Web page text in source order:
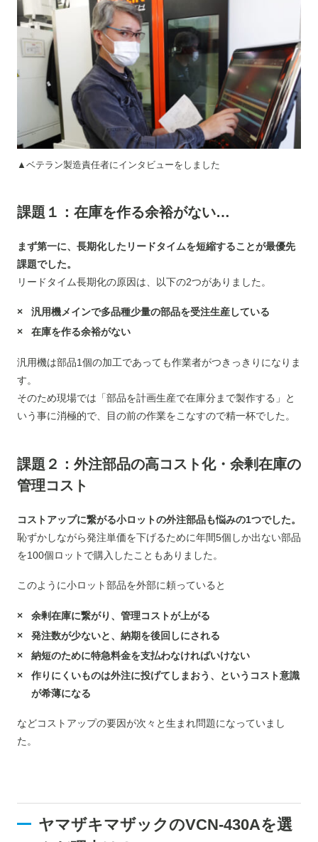
▲ベテラン製造責任者にインタビューをしました
課題１：在庫を作る余裕がない…
まず第一に、長期化したリードタイムを短縮することが最優先
課題でした。
リードタイム長期化の原因は、以下の2つがありました。
汎用機メインで多品種少量の部品を受注生産している
在庫を作る余裕がない
汎用機は部品1個の加工であっても作業者がつきっきりになりま
す。
そのため現場では「部品を計画生産で在庫分まで製作する」と
いう事に消極的で、目の前の作業をこなすので精一杯でした。
課題 ２ ：外注部品の高コスト化・余剰在庫の
管理コスト
コストアップに繋がる小ロットの外注部品も悩みの1つでした。
恥ずかしながら発注単価を下げるために年間5個しか出ない部品
を100個ロットで購入したこともありました。
このように小ロット部品を外部に頼っていると
余剰在庫に繋がり、管理コストが上がる
発注数が少ないと、納期を後回しにされる
納短のために特急料金を支払わなければいけない
作りにくいものは外注に投げてしまおう、というコスト意識
が希薄になる
などコストアップの要因が次々と生まれ問題になっていまし
た。
ヤマザキマザックのVCN-430Aを選